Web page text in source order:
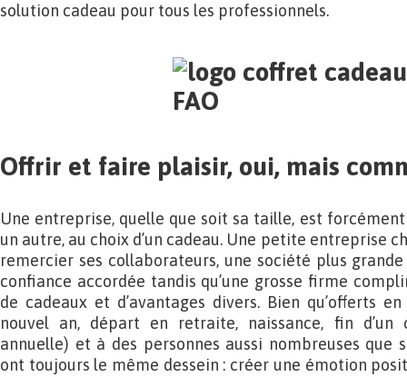
solution cadeau pour tous les professionnels.
Offrir et faire plaisir, oui, mais
Une entreprise, quelle que soit sa taille, est
un autre, au choix d’un cadeau. Une petite entreprise
remercier ses collaborateurs, une société plus
confiance accordée tandis qu’une grosse firme
de cadeaux et d’avantages divers. Bien qu’offerts
nouvel an, départ en retraite, naissance, fin
annuelle) et à des personnes aussi nombreuses que
ont toujours le même dessein : créer une émotion